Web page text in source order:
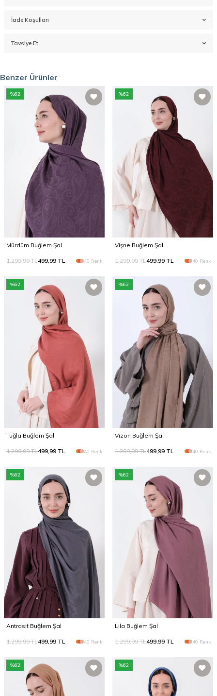
İade Koşulları
Tavsiye Et
Benzer Ürünler
%62
Mürdüm Buğlem Şal
1.299,99TL499,99 TL 40 Renk
%62
Vişne Buğlem Şal
1.299,99TL499,99 TL 40 Renk
%62
Tuğla Buğlem Şal
1.299,99TL499,99 TL 40 Renk
%62
Vizon Buğlem Şal
1.299,99TL499,99 TL 40 Renk
%62
Antrasit Buğlem Şal
1.299,99TL499,99 TL 40 Renk
%62
Lila Buğlem Şal
1.299,99TL499,99 TL 40 Renk
%62 %62